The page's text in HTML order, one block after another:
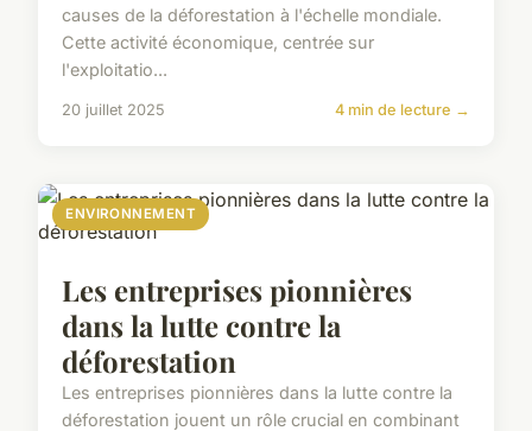
causes de la déforestation à l'échelle mondiale.
Cette activité économique, centrée sur
l'exploitatio...
20 juillet 2025 4 min de lecture →
ENVIRONNEMENT
Les entreprises pionnières
dans la lutte contre la
déforestation
Les entreprises pionnières dans la lutte contre la
déforestation jouent un rôle crucial en combinant